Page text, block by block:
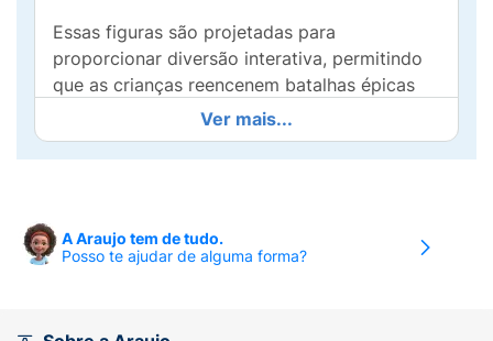
Essas figuras são projetadas para
proporcionar diversão interativa, permitindo
que as crianças reencenem batalhas épicas
ou criem suas próprias aventuras no mundo
Pokémon. Com tamanhos e poses variadas,
cada figura traz uma dinâmica única para
A linha sortida significa que o consumidor
Ver mais...
A Araujo tem de tudo.
Posso te ajudar de alguma forma?